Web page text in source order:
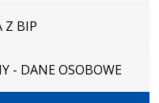
Z BIP
- DANE OSOBOWE